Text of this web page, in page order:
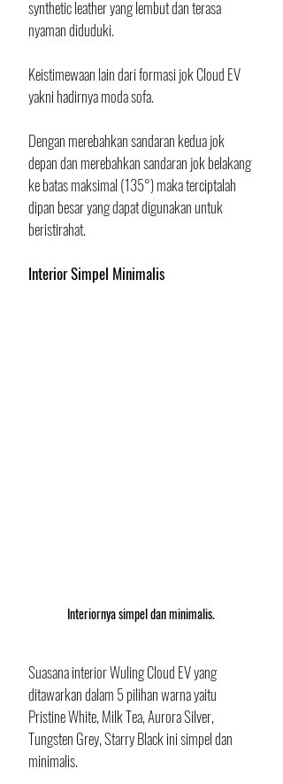
synthetic leather yang lembut dan terasa
nyaman diduduki.
Keistimewaan lain dari formasi jok Cloud EV
yakni hadirnya moda sofa.
Dengan merebahkan sandaran kedua jok
depan dan merebahkan sandaran jok belakang
ke batas maksimal (135°) maka terciptalah
dipan besar yang dapat digunakan untuk
beristirahat.
Interior Simpel Minimalis
Interiornya simpel dan minimalis.
Suasana interior Wuling Cloud EV yang
ditawarkan dalam 5 pilihan warna yaitu
Pristine White, Milk Tea, Aurora Silver,
Tungsten Grey, Starry Black ini simpel dan
minimalis.